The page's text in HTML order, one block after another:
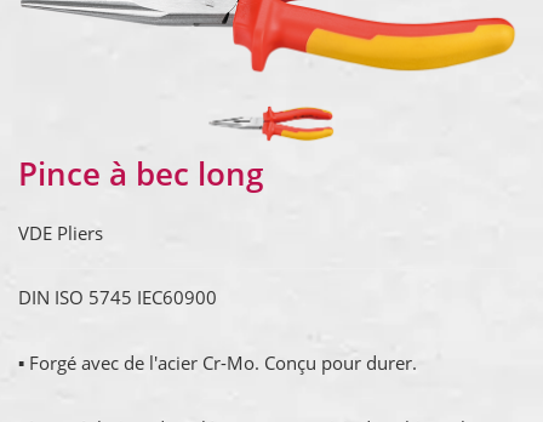
Pince à bec long
VDE Pliers
DIN ISO 5745 IEC60900
▪ Forgé avec de l'acier Cr-Mo. Conçu pour durer.